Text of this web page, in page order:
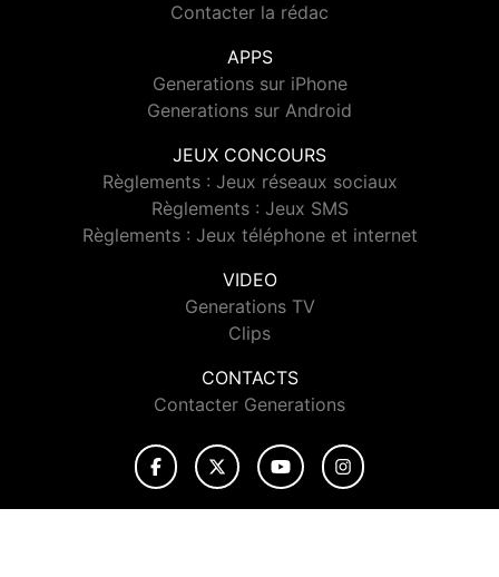
Contacter la rédac
APPS
Generations sur iPhone
Generations sur Android
JEUX CONCOURS
Règlements : Jeux réseaux sociaux
Règlements : Jeux SMS
Règlements : Jeux téléphone et internet
VIDEO
Generations TV
Clips
CONTACTS
Contacter Generations